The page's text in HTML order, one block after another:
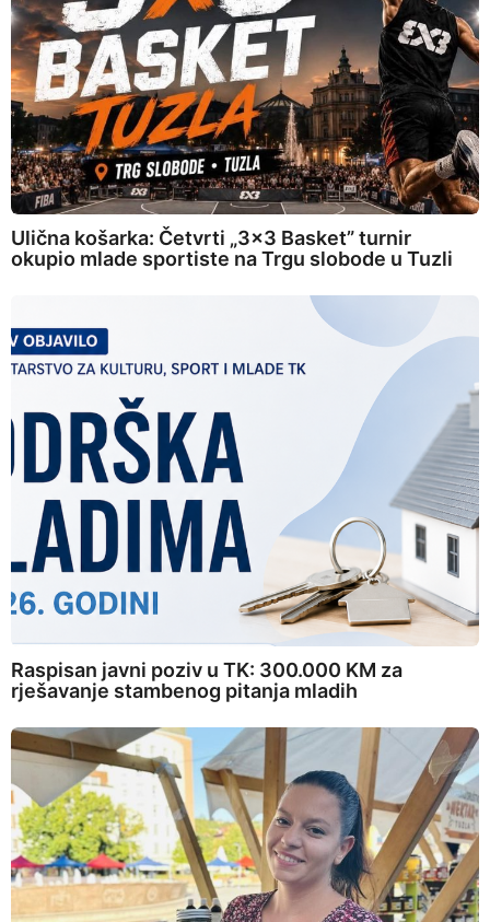
Ulična košarka: Četvrti „3×3 Basket” turnir
okupio mlade sportiste na Trgu slobode u Tuzli
Raspisan javni poziv u TK: 300.000 KM za
rješavanje stambenog pitanja mladih